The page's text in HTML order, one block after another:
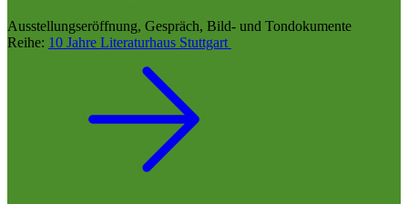
Ausstellungseröffnung, Gespräch, Bild- und Tondokumente
Reihe: 10 Jahre Literaturhaus Stuttgart